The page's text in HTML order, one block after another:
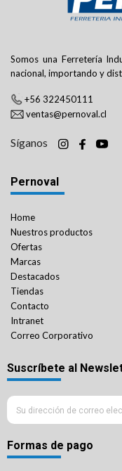
Somos una Ferretería
nacional, importando y
+56 322450111
ventas@pernoval.cl
Síganos
Pernoval
Home
Nuestros productos
Ofertas
Marcas
Destacados
Tiendas
Contacto
Intranet
Correo Corporativo
Suscríbete al
Formas de pago